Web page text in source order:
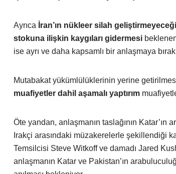
Ayrıca İran’ın nükleer silah
stokuna ilişkin kaygıları gidermesi
ise ayrı ve daha kapsamlı bir anlaşmaya
Mutabakat yükümlülüklerinin yerine
muafiyetler dahil aşamalı yaptırım
Öte yandan, anlaşmanın taslağının
Irakçi arasındaki müzakerelerle şekillendiği
Temsilcisi Steve Witkoff ve damadı Jared
anlaşmanın Katar ve Pakistan’ın